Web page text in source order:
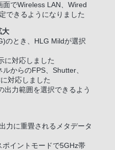
でWireless LAN、Wired
できるようになりました
大
のとき、HLG Mildが選択
に対応しました
からのFPS、Shutter、
対応しました
出力範囲を選択できるよう
力に重畳されるメタデータ
ポイントモードで5GHz帯